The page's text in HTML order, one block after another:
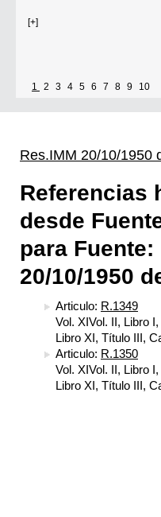
[+]
1 2 3 4 5 6 7 8 9 10
Res.IMM 20/10/1950
Referencias
desde
para Fuente:
20/10/1950
Articulo: R.1349
Vol. XIVol. II, Libro
Libro XI, Título III,
Articulo: R.1350
Vol. XIVol. II, Libro
Libro XI, Título III,